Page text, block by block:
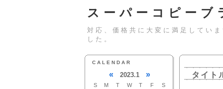
スーパーコピー
対応、価格共に大変に満足してい
した。
タイト
CALENDAR
« 2023.1 »
S M T W T F
S